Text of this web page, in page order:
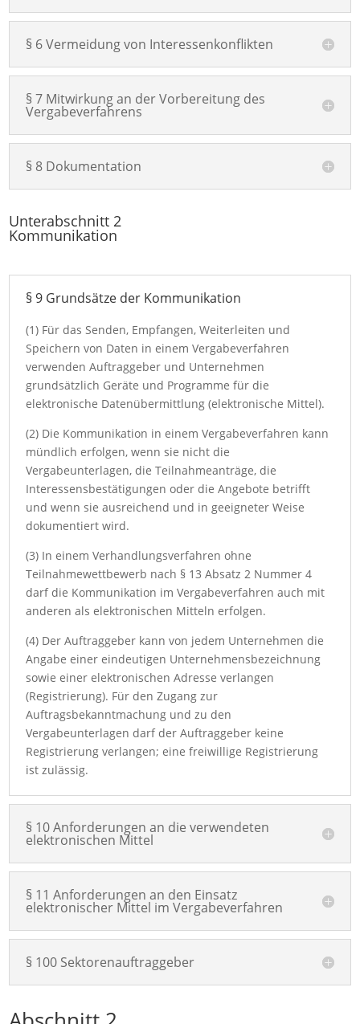
§ 6 Vermeidung von Interessenkonflikten
§ 7 Mitwirkung an der Vorbereitung des
Vergabeverfahrens
§ 8 Dokumentation
Unterabschnitt 2
Kommunikation
§ 9 Grundsätze der Kommunikation
(1) Für das Senden, Empfangen, Weiterleiten und
Speichern von Daten in einem Vergabeverfahren
verwenden Auftraggeber und Unternehmen
grundsätzlich Geräte und Programme für die
elektronische Datenübermittlung (elektronische Mittel).
(2) Die Kommunikation in einem Vergabeverfahren kann
mündlich erfolgen, wenn sie nicht die
Vergabeunterlagen, die Teilnahmeanträge, die
Interessensbestätigungen oder die Angebote betrifft
und wenn sie ausreichend und in geeigneter Weise
dokumentiert wird.
(3) In einem Verhandlungsverfahren ohne
Teilnahmewettbewerb nach § 13 Absatz 2 Nummer 4
darf die Kommunikation im Vergabeverfahren auch mit
anderen als elektronischen Mitteln erfolgen.
(4) Der Auftraggeber kann von jedem Unternehmen die
Angabe einer eindeutigen Unternehmensbezeichnung
sowie einer elektronischen Adresse verlangen
(Registrierung). Für den Zugang zur
Auftragsbekanntmachung und zu den
Vergabeunterlagen darf der Auftraggeber keine
Registrierung verlangen; eine freiwillige Registrierung
ist zulässig.
§ 10 Anforderungen an die verwendeten
elektronischen Mittel
§ 11 Anforderungen an den Einsatz
elektronischer Mittel im Vergabeverfahren
§ 100 Sektorenauftraggeber